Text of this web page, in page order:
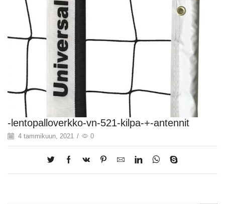
-lentopalloverkko-vn-521-kilpa-+-antennit
4 tammikuun, 2021 / 0